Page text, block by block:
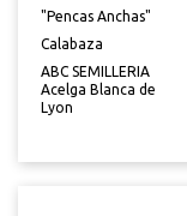
"Pencas Anchas"
Calabaza
ABC SEMILLERIA
Acelga Blanca de
Lyon